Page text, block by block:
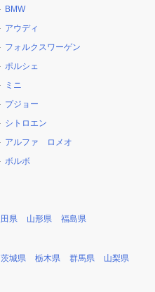
BMW
アウディ
フォルクスワーゲン
ポルシェ
ミニ
プジョー
シトロエン
アルファ ロメオ
ボルボ
県 山形県 福島県
茨城県 栃木県 群馬県 山梨県